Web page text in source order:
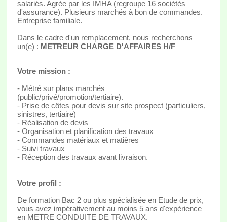
salariés. Agrée par les IMHA (regroupe 16 sociétés
d'assurance). Plusieurs marchés à bon de commandes.
Entreprise familiale.
Dans le cadre d'un remplacement, nous recherchons
un(e) : METREUR CHARGE D'AFFAIRES H/F
Votre mission :
- Métré sur plans marchés
(public/privé/promotion/tertiaire).
- Prise de côtes pour devis sur site prospect (particuliers,
sinistres, tertiaire)
- Réalisation de devis
- Organisation et planification des travaux
- Commandes matériaux et matières
- Suivi travaux
- Réception des travaux avant livraison.
Votre profil :
De formation Bac 2 ou plus spécialisée en Etude de prix,
vous avez impérativement au moins 5 ans d'expérience
en METRE CONDUITE DE TRAVAUX.